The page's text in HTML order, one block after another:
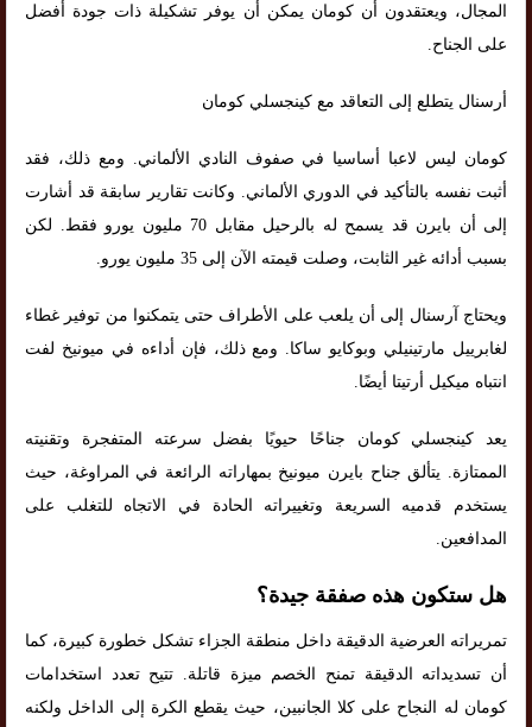
المجال، ويعتقدون أن كومان يمكن أن يوفر تشكيلة ذات جودة أفضل
على الجناح.
أرسنال يتطلع إلى التعاقد مع كينجسلي كومان
كومان ليس لاعبا أساسيا في صفوف النادي الألماني. ومع ذلك، فقد
أثبت نفسه بالتأكيد في الدوري الألماني. وكانت تقارير سابقة قد أشارت
إلى أن بايرن قد يسمح له بالرحيل مقابل 70 مليون يورو فقط. لكن
بسبب أدائه غير الثابت، وصلت قيمته الآن إلى 35 مليون يورو.
ويحتاج آرسنال إلى أن يلعب على الأطراف حتى يتمكنوا من توفير غطاء
لغابرييل مارتينيلي وبوكايو ساكا. ومع ذلك، فإن أداءه في ميونيخ لفت
انتباه ميكيل أرتيتا أيضًا.
يعد كينجسلي كومان جناحًا حيويًا بفضل سرعته المتفجرة وتقنيته
الممتازة. يتألق جناح بايرن ميونيخ بمهاراته الرائعة في المراوغة، حيث
يستخدم قدميه السريعة وتغييراته الحادة في الاتجاه للتغلب على
المدافعين.
هل ستكون هذه صفقة جيدة؟
تمريراته العرضية الدقيقة داخل منطقة الجزاء تشكل خطورة كبيرة، كما
أن تسديداته الدقيقة تمنح الخصم ميزة قاتلة. تتيح تعدد استخدامات
كومان له النجاح على كلا الجانبين، حيث يقطع الكرة إلى الداخل ولكنه